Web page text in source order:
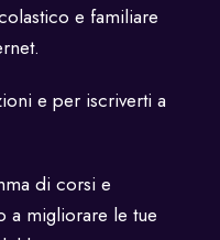
e familiare
e per iscriverti a
di corsi e
a migliorare le tue